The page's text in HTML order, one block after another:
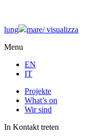
lung mare/visualizza
Menu
EN
IT
Projekte
What’s on
Wir sind
In Kontakt treten